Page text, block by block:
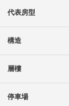
代表房型
構造
層樓
停車場